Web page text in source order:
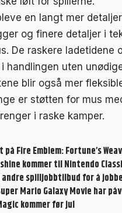
en langt mer
og finere detaljer i
De raskere
handlingen uten
blir også mer
er støtten for mus
i raske kamper.
Fire Emblem: Fortune’s
kommer til Nintendo
spilljobbtilbud for å
Mario Galaxy Movie har
kommer før jul